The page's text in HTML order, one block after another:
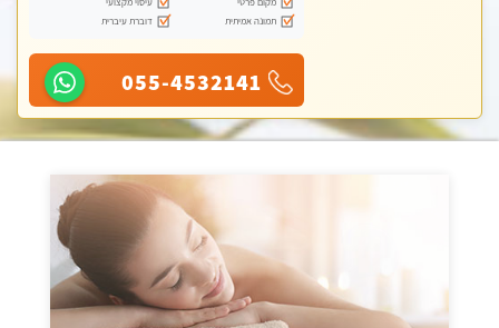
תמונה אמיתית
דוברת עיברית
055-4532141